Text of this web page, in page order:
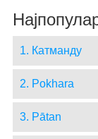
1. Катманду
2. Pokhara
3. Pātan